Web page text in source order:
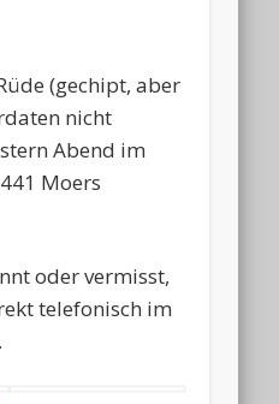
(gechipt, aber
nicht
Abend im
Moers
oder vermisst,
telefonisch im